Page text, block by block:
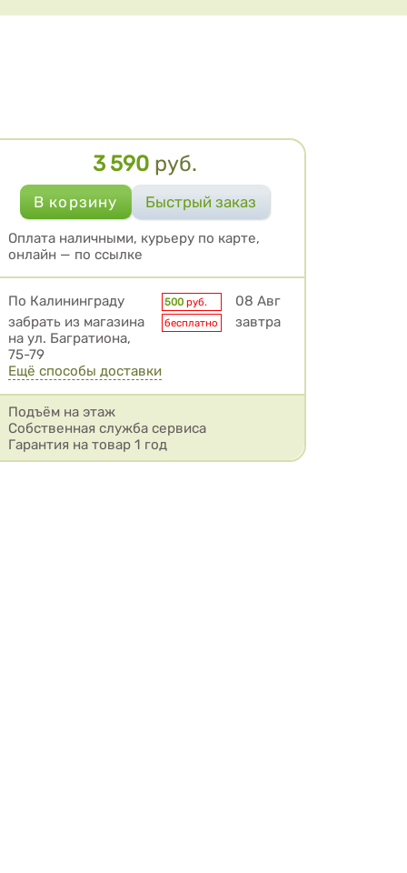
Цена
3 590 руб.
Оплата наличными, курьеру по карте,
онлайн — по ссылке
Условия доставки
По Калининграду 500 руб.
08 Авг
забрать из магазина
на ул. Багратиона,
75-79
бесплатно завтра
Ещё способы доставки
Подъём на этаж
Собственная служба сервиса
Гарантия на товар 1 год